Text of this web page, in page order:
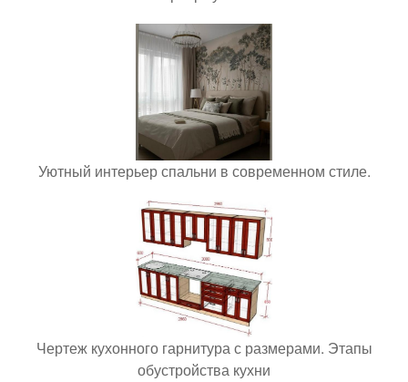
Уютный интерьер спальни в современном стиле.
Чертеж кухонного гарнитура с размерами. Этапы
обустройства кухни